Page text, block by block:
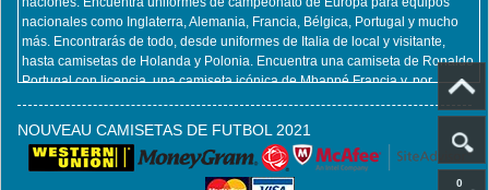
nacionales como Inglaterra, Alemania, Francia, Bélgica, Portugal y mucho
más. Encontrarás de todo, desde uniformes de Italia de local y visitante,
hasta camisetas de Holanda y Polonia. Encuentra una camiseta de Ronaldo
Portugal con licencia, una camiseta icónica de Mbappé Francia y, por
equipo nacional y jugador pretenda apoyar en la Euro, Camisetas de futbol
baratas tienda online lo tiene cubierto. Al mismo tiempo, también ofrecemos
todos los productos del club, incluidas camisetas retro futbol, ​​camisetas
futbol niños, camisetas futbol mujeres. camisetafutbolbaratas.com
NOUVEAU CAMISETAS DE FUTBOL 2021
0